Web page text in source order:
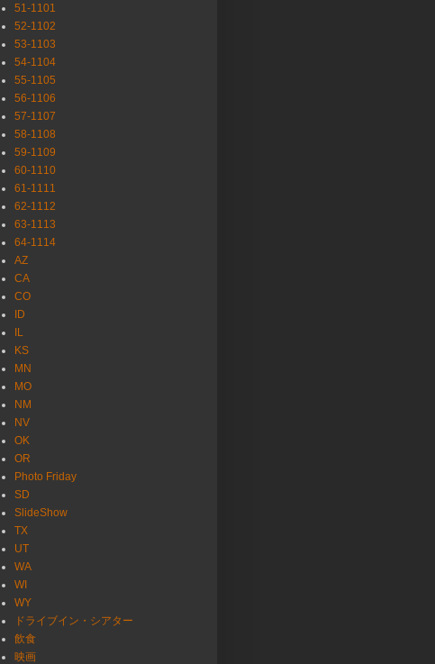
51-1101
52-1102
53-1103
54-1104
55-1105
56-1106
57-1107
58-1108
59-1109
60-1110
61-1111
62-1112
63-1113
64-1114
AZ
CA
CO
ID
IL
KS
MN
MO
NM
NV
OK
OR
Photo Friday
SD
SlideShow
TX
UT
WA
WI
WY
ドライブイン・シアター
飲食
映画